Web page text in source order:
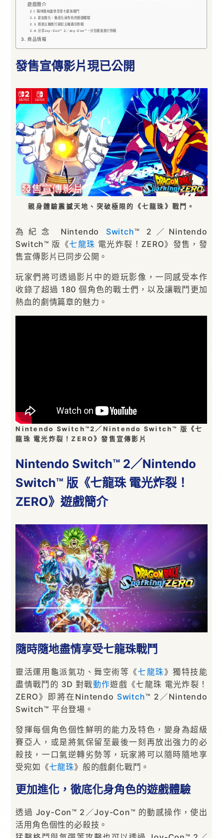
遊戲簡介
隨時隨地盡情享受七龍珠戰鬥
更加進化，徹底化身角色的遊戲體驗
透過主機進行鄰近主機通訊對戰
分享Joy-Con™ 2／Joy-Con™，分割畫面進行對戰
商品情報
發售宣傳影片現已公開
親身體驗震撼天地、突破極限的《七龍珠》戰鬥。
為紀念 Nintendo Switch™ 2／Nintendo
Switch™ 版《七龍珠 電光炸裂！ZERO》發售，發
售宣傳影片已同步公開。
玩家們將可透過影片中的遊玩影像，一同感受本作
收錄了超過 180 個角色的戰士們，以及讓戰鬥更加
熱血的劇情篇章的魅力。
Nintendo Switch™2／Nintendo Switch™ 版《七
龍珠 電光炸裂！ZERO》發售宣傳影片
Nintendo Switch™ 2／Nintendo
Switch™ 版《七龍珠 電光炸裂！
ZERO》遊戲簡介
隨時隨地盡情享受七龍珠戰鬥
靈活運用龜派氣功、舞空術等《七龍珠》獨特技能
盡情戰鬥的 3D 對戰動作遊戲《七龍珠 電光炸裂！
ZERO》即將在Nintendo Switch™ 2／Nintendo
Switch™ 平台登場。
發揮每個角色個性鮮明的能力及特色，變身為超級
賽亞人，或是將氣保留至最後一刻再放出強力的必
殺技，一口氣逆轉劣勢等，玩家將可以隨時隨地享
受宛如《七龍珠》般的戲劇化戰鬥。
更加進化，徹底化身角色的遊戲體驗
透過 Joy-Con™ 2／Joy-Con™ 的動感操作，使出
活用角色個性的必殺技。